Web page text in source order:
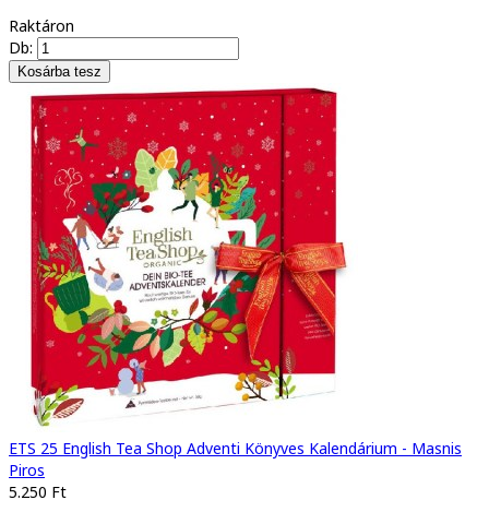
Raktáron
Db:
ETS 25 English Tea Shop Adventi Könyves Kalendárium - Masnis
Piros
5.250 Ft